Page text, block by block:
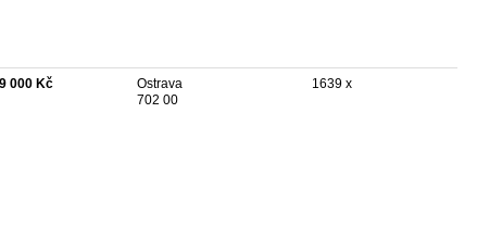
000 Kč
Ostrava
702 00
1639 x